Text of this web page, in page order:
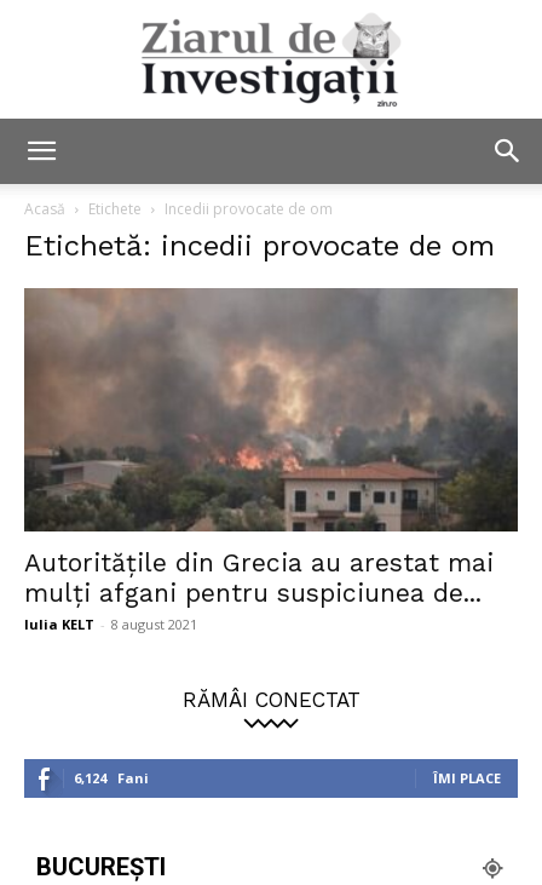
Investigații
Acasă Etichete Incedii provocate de om
Etichetă: incedii provocate de om
Autoritățile din Grecia au arestat mai
mulți afgani pentru suspiciunea de...
Iulia KELT - 8 august 2021
RĂMÂI CONECTAT
6,124 Fani ÎMI PLACE
BUCUREȘTI